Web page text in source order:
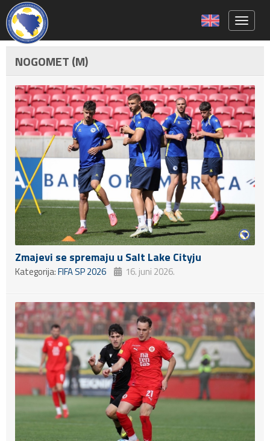
NOGOMET (M)
Zmajevi se spremaju u Salt Lake Cityju
Kategorija:FIFA SP 2026 16. juni 2026.